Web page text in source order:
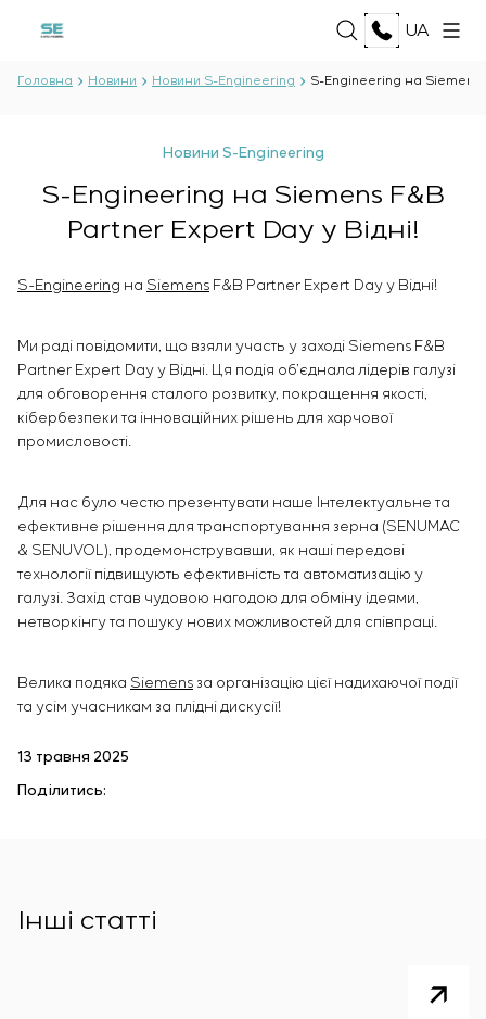
UA
Історія
Виробничий комплекс
Партнерство
Новини
ПОСЛУГИ
Розробка програмного забезпечення
електротехнічної лабораторії
Виробництво і постачання обладнання
замовнику
Монтаж обладнання
замовника
Сервісне обслуговування
Управління проєктами
Аутсорсинг
Консалтингові послуги
Індивідуальна розробка та випробування
Розробка математичних моделей об’єктів
управління
Розробка систем управління
Енергоаудит
Нафта і газ
Харчова промисловість
Енергетика
Целюлозно-паперова галузь
Важка промисловість
Інфраструктура
Хімічна промисловість
Цементна промисловість
ВСІ ТЕХНОЛОГІЇ
Oberon
SelaM
Sivacon S8
Simoprime
BESS
ПРОЄКТИ
Вакансії
Стажування
Ветеранам
КОНТАКТИ
Головна Новини Новини S-Engineering S-Engineering на Siemens
Новини S-Engineering
S-Engineering на Siemens F&B
Partner Expert Day у Відні!
S-Engineering на Siemens F&B Partner Expert Day у Відні!
Ми раді повідомити, що взяли участь у заході Siemens F&B
Partner Expert Day у Відні. Ця подія об’єднала лідерів галузі
для обговорення сталого розвитку, покращення якості,
кібербезпеки та інноваційних рішень для харчової
промисловості.
Для нас було честю презентувати наше Інтелектуальне та
ефективне рішення для транспортування зерна (SENUMAC
& SENUVOL), продемонструвавши, як наші передові
технології підвищують ефективність та автоматизацію у
галузі. Захід став чудовою нагодою для обміну ідеями,
нетворкінгу та пошуку нових можливостей для співпраці.
Велика подяка Siemens за організацію цієї надихаючої події
та усім учасникам за плідні дискусії!
13 травня 2025
Поділитись:
Інші статті